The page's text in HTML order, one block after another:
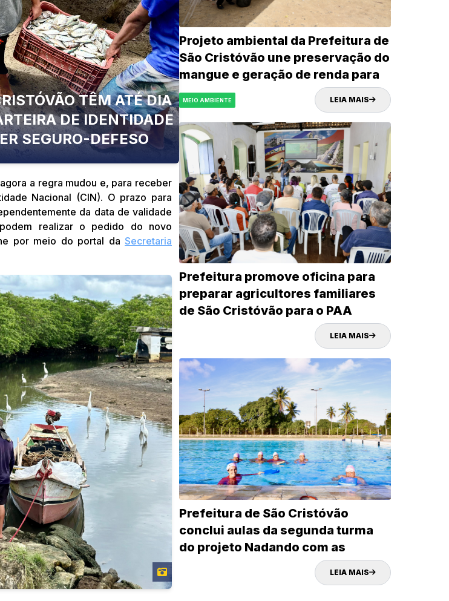
TÊM ATÉ DIA
DE IDENTIDADE
SEGURO-DEFESO
a regra mudou e, para receber
Nacional (CIN). O prazo para
da data de validade
realizar o pedido do novo
por meio do portal da Secretaria
Projeto ambiental da Prefeitura de
São Cristóvão une preservação do
mangue e geração de renda para
trabalhadores ribeirinhos e
catadores de recicláveis
MEIO AMBIENTE LEIA MAIS
Prefeitura promove oficina para
preparar agricultores familiares
de São Cristóvão para o PAA
LEIA MAIS
Prefeitura de São Cristóvão
conclui aulas da segunda turma
do projeto Nadando com as
marisqueiras da Cidade Mãe
LEIA MAIS